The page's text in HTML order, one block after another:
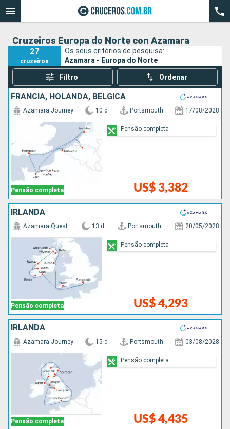
Cruzeiros Europa do Norte con Azamara
27
cruzeiros
Os seus critérios de pesquisa:
Azamara - Europa do Norte
Filtro Ordenar
FRANCIA, HOLANDA, BÉLGICA
Pensão completa
Azamara Journey 10 d Portsmouth 17/08/2028
US$ 3,382
Pensão completa
IRLANDA
Pensão completa
Azamara Quest 13 d Portsmouth 20/05/2028
US$ 4,293
Pensão completa
IRLANDA
Pensão completa
Azamara Journey 15 d Portsmouth 03/08/2028
US$ 4,435
Pensão completa